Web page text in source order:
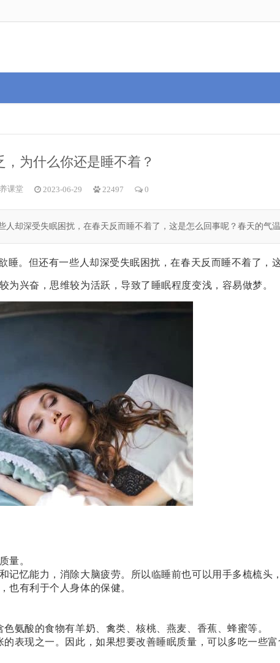
，为什么你还是睡不着？
课堂 2023-06-29 22497 0
却深受失眠困扰，在春天反而睡不着了，这是怎么回事呢？春天的气
。但还有一些人却深受失眠困扰，在春天反而睡不着了，
兴奋，思维较为活跃，导致了睡眠程度变浅，容易做梦。
量。
记忆能力，消除大脑疲劳。所以临睡前也可以用手多梳梳头
也有利于个人身体的保健。
氨酸的食物有羊奶、禽类、核桃、燕麦、香蕉、蜂蜜等。
表现之一。因此，如果想要改善睡眠质量，可以多吃一些